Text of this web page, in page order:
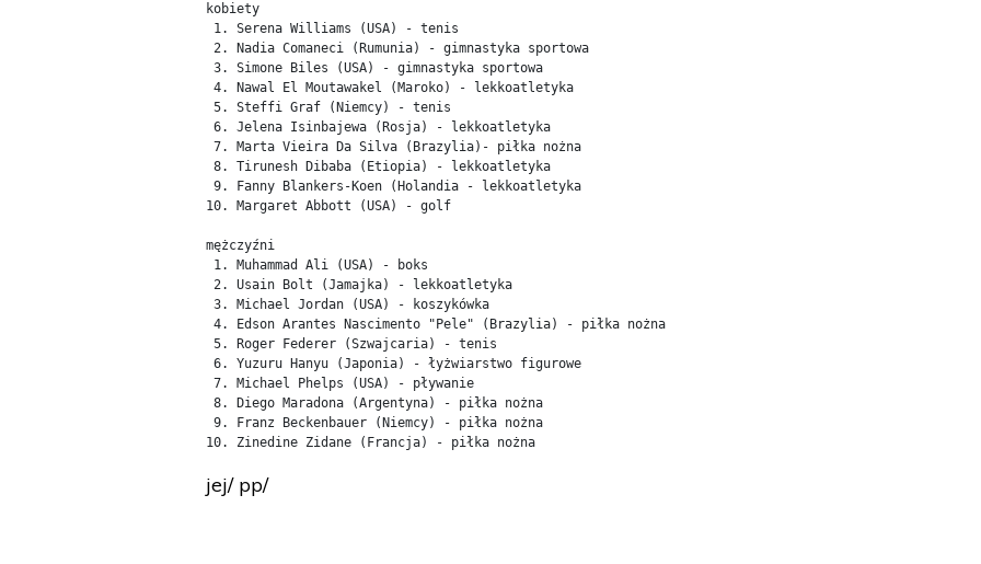
kobiety
1. Serena Williams (USA) - tenis
2. Nadia Comaneci (Rumunia) - gimnastyka sportowa
3. Simone Biles (USA) - gimnastyka sportowa
4. Nawal El Moutawakel (Maroko) - lekkoatletyka
5. Steffi Graf (Niemcy) - tenis
6. Jelena Isinbajewa (Rosja) - lekkoatletyka
7. Marta Vieira Da Silva (Brazylia)- piłka nożna
8. Tirunesh Dibaba (Etiopia) - lekkoatletyka
9. Fanny Blankers-Koen (Holandia - lekkoatletyka
10. Margaret Abbott (USA) - golf
mężczyźni
1. Muhammad Ali (USA) - boks
2. Usain Bolt (Jamajka) - lekkoatletyka
3. Michael Jordan (USA) - koszykówka
4. Edson Arantes Nascimento "Pele" (Brazylia) - piłka nożna
5. Roger Federer (Szwajcaria) - tenis
6. Yuzuru Hanyu (Japonia) - łyżwiarstwo figurowe
7. Michael Phelps (USA) - pływanie
8. Diego Maradona (Argentyna) - piłka nożna
9. Franz Beckenbauer (Niemcy) - piłka nożna
jej/ pp/